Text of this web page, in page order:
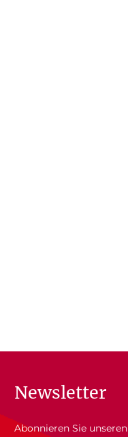
Newsletter
Abonnieren Sie unseren